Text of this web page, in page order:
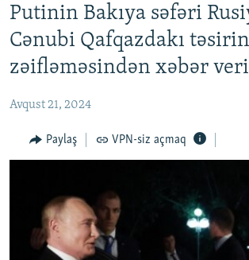
Əsas
naviqasiyaya
qayıt
Axtarışa
KORRUPSIOMETR
#ƏSLINDƏ
QANUNI DOĞRU
ARAŞDIRMA
VIDEO
FOTOQALEREYA
İNFOQRAFIKA
RADIO ARXIV
OXU ZALI
AZƏRBAYCAN ƏDƏBIYYATI KITABXANASI
HAQQIMIZDA
MISSIYAMIZ
​​​​​​​Putinin Bakıya səfəri
Cənubi Qafqazdakı
zəifləməsindən xəbər
Avqust 21, 2024
Paylaş VPN-siz açmaq